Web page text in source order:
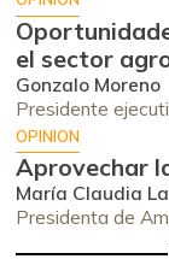
el sector
Gonzalo Moreno
Presidente
OPINION
Aprovechar
María Claudia
Presidenta de